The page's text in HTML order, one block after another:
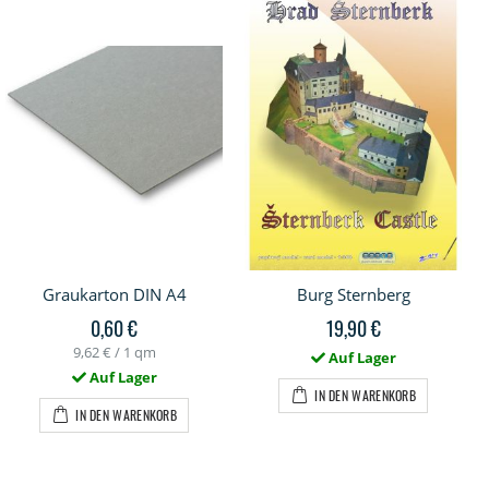
Graukarton DIN A4
0,60 €
9,62 € / 1 qm
Auf Lager
IN DEN WARENKORB
Burg Sternberg
19,90 €
Auf Lager
IN DEN WARENKORB